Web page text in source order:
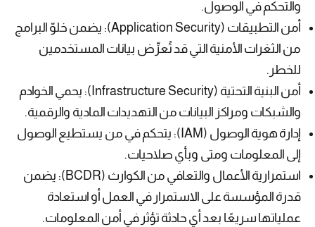
والتحكم في الوصول.
أمن التطبيقات (Application Security): يضمن خلوّ البرامج
من الثغرات الأمنية التي قد تُعرِّض بيانات المستخدمين
للخطر.
أمن البنية التحتية (Infrastructure Security): يحمي الخوادم
والشبكات ومراكز البيانات من التهديدات المادية والرقمية.
إدارة هوية الوصول (IAM): يتحكم في من يستطيع الوصول
إلى المعلومات ومتى وبأي صلاحيات.
استمرارية الأعمال والتعافي من الكوارث (BCDR): يضمن
قدرة المؤسسة على الاستمرار في العمل أو استعادة
عملياتها سريعًا بعد أي حادثة تؤثر في أمن المعلومات.